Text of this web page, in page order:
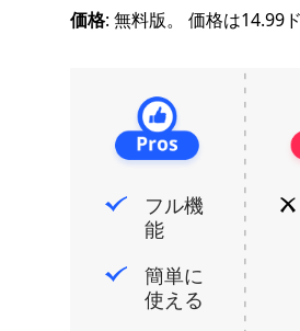
価格: 無料版。 価格は14.99ド
フル機
能
簡単に
使える